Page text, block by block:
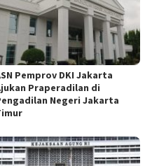
Pemprov DKI Jakarta
Praperadilan di
Negeri Jakarta